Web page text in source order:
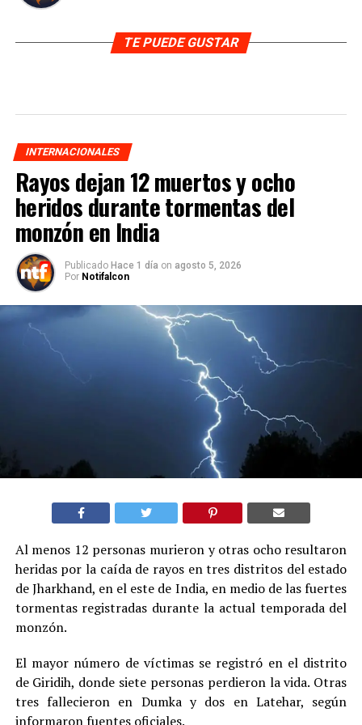
TE PUEDE GUSTAR
INTERNACIONALES
Rayos dejan 12 muertos y ocho
heridos durante tormentas del
monzón en India
Publicado Hace 1 día on agosto 5, 2026
Por Notifalcon
Al menos 12 personas murieron y otras ocho resultaron
heridas por la caída de rayos en tres distritos del estado
de Jharkhand, en el este de India, en medio de las fuertes
tormentas registradas durante la actual temporada del
monzón.
El mayor número de víctimas se registró en el distrito
de Giridih, donde siete personas perdieron la vida. Otras
tres fallecieron en Dumka y dos en Latehar, según
informaron fuentes oficiales.